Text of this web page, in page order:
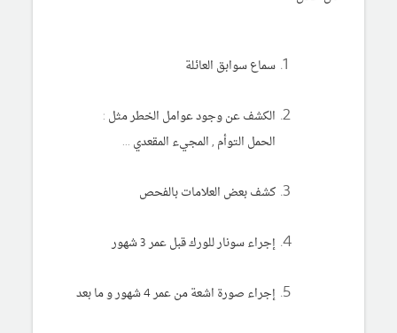
سماع سوابق العائلة
الكشف عن وجود عوامل الخطر مثل :
الحمل التوأم , المجيء المقعدي ...
كشف بعض العلامات بالفحص
إجراء سونار للورك قبل عمر 3 شهور
إجراء صورة اشعة من عمر 4 شهور و ما بعد